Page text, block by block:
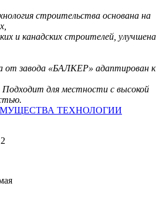
строительства основана на
и канадских строителей, улучшена
от завода «БАЛКЕР» адаптирован к
Подходит для местности с высокой
ТЕХНОЛОГИИ